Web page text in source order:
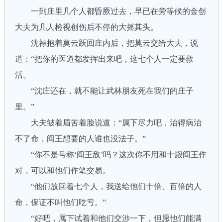
一到庄里几个人都昏厥过去，早已在旁等候的金创
大夫为几人检视创伤后不停的大摇其头。
沈禄抱着莫云跃回庄内后，把莫云交给大夫，说
道：“把你的医道都发挥出来吧，这七个人一定要救
活。
“沈庄还在，就不能让武林朋友死在我们的庄子
里。”
大夫皱着眉苦着脸说道：“属下尽力吧，治得病治
不了命，阎王想要的人谁也没法子。”
“你不是号称‘阎王敌’吗？这次你不用和十殿阎王作
对，可以和他们作笔交易。
“他们放回着七个人，我送给他们十倍、百倍的人
命，保证不叫他们吃亏。”
“好吧，属下试着和他们交涉一下，但愿他们能满